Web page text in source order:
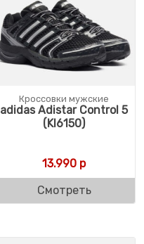
Кроссовки мужские
adidas Adistar Control 5
(KI6150)
13.990 р
Смотреть